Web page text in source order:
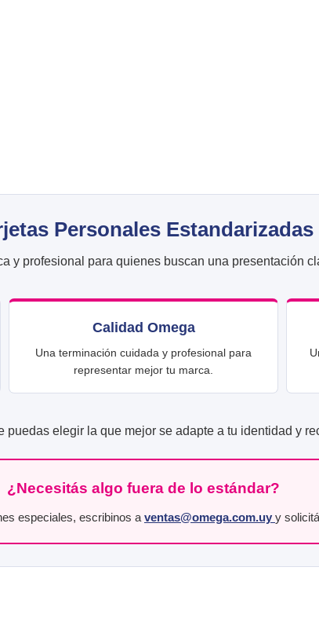
Personales Estandarizadas
y profesional para quienes buscan una presentación
Calidad Omega
Una terminación cuidada y profesional para
representar mejor tu marca.
elegir la que mejor se adapte a tu identidad y
¿Necesitás algo fuera de lo estándar?
especiales, escribinos a ventas@omega.com.uy y